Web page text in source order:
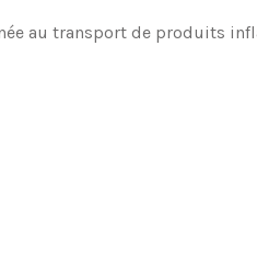
au transport de produits